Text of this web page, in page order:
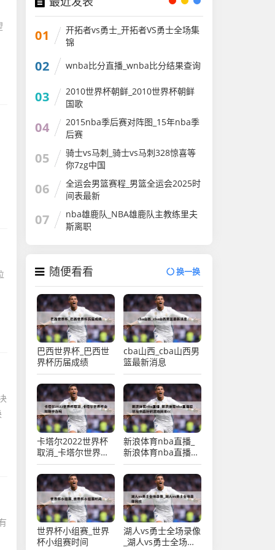
01
开拓者vs勇士_开拓者VS勇士全场集
锦
02 wnba比分直播_wnba比分结果查询
03
2010世界杯朝鲜_2010世界杯朝鲜
国歌
04
2015nba季后赛对阵图_15年nba季
后赛
05
骑士vs马刺_骑士vs马刺328惊喜等
你7zg中国
06
全运会男篮赛程_男篮全运会2025时
间表最新
07
nba雄鹿队_NBA雄鹿队主教练里夫
斯离职
随便看看 换一换
巴西世界杯_巴西世
界杯历届成绩
cba山西_cba山西男
篮最新消息
卡塔尔2022世界杯
取消_卡塔尔世界杯
会如期举办吗
新浪体育nba直播_
新浪体育nba直播超
值福利最好的游戏网
页cc
世界杯小组赛_世界
杯小组赛时间
湖人vs勇士全场录像
_湖人vs勇士全场录